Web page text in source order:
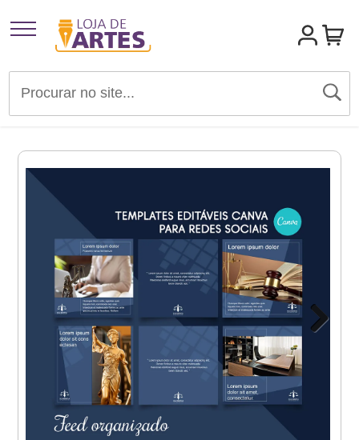
Artigos para Festas
Convites
Identidades Visuais
Materiais de Divulgação
Templates Editáveis Canva
Websites